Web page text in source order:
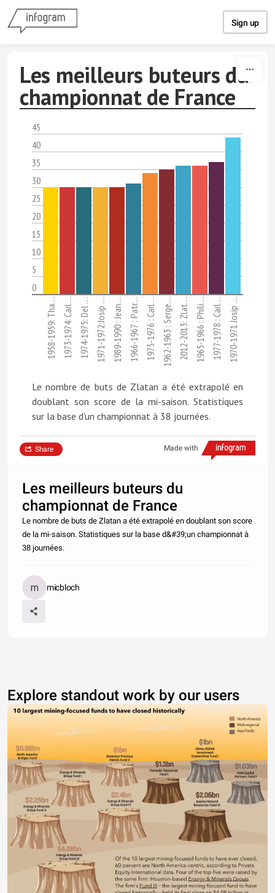
Sign up
Les meilleurs buteurs du
championnat de France
45
40
35
30
25
20
15
10
5
0
1958-1959: Tha…1973-1974: Carl…1974-1975: Del …1971-1972:Josip …1989-1990 : Jean…1966-1967 : Patr…1975-1976 : Carl…1962-1963 : Serge…2012-2013: Zlat…1965-1966 : Phili…1977-1978 : Carl…1970-1971 Josip …
Le nombre de buts de Zlatan a été extrapolé en
doublant son score de la mi-saison. Statistiques
sur la base d'un championnat à 38 journées.
Made with
Share
Les meilleurs buteurs du
championnat de France
Le nombre de buts de Zlatan a été extrapolé en doublant son score
de la mi-saison. Statistiques sur la base d&#39;un championnat à
38 journées.
micbloch
Explore standout work by our users